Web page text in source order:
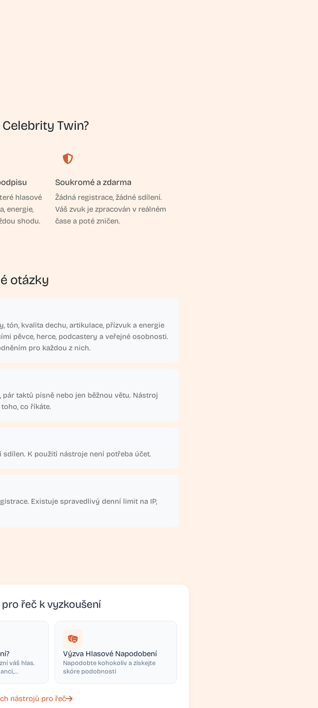
Twin?
hlasové
energie,
shodu.
Soukromé a zdarma
Žádná registrace, žádné sdílení.
Váš zvuk je zpracován v reálném
čase a poté zničen.
otázky
tón, kvalita dechu, artikulace, přízvuk a energie
pěvce, herce, podcastery a veřejné osobnosti.
pro každou z nich.
taktů písně nebo jen běžnou větu. Nástroj
co říkáte.
K použití nástroje není potřeba účet.
Existuje spravedlivý denní limit na IP,
řeč k vyzkoušení
váš hlas.
Výzva Hlasové Napodobení
Napodobte kohokoliv a získejte
skóre podobnosti
nástrojů pro řeč